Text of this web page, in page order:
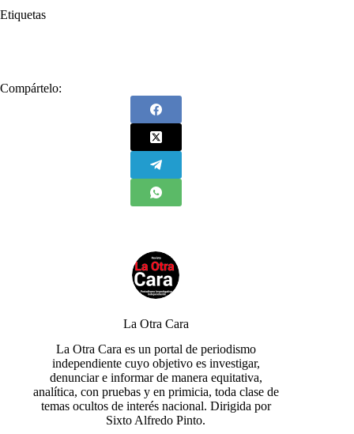
Etiquetas
Compártelo:
La Otra Cara
La Otra Cara es un portal de periodismo
independiente cuyo objetivo es investigar,
denunciar e informar de manera equitativa,
analítica, con pruebas y en primicia, toda clase de
temas ocultos de interés nacional. Dirigida por
Sixto Alfredo Pinto.